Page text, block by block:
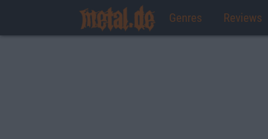
Genres Reviews